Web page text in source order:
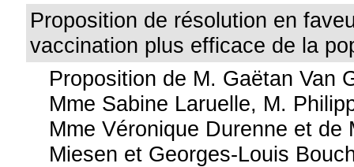
Proposition de résolution en
vaccination plus efficace de la
Proposition de M. Gaëtan Van
Mme Sabine Laruelle, M.
Mme Véronique Durenne et de
Miesen et Georges-Louis